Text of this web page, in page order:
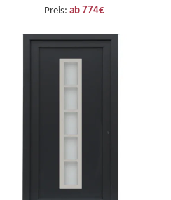
Preis: ab 774€